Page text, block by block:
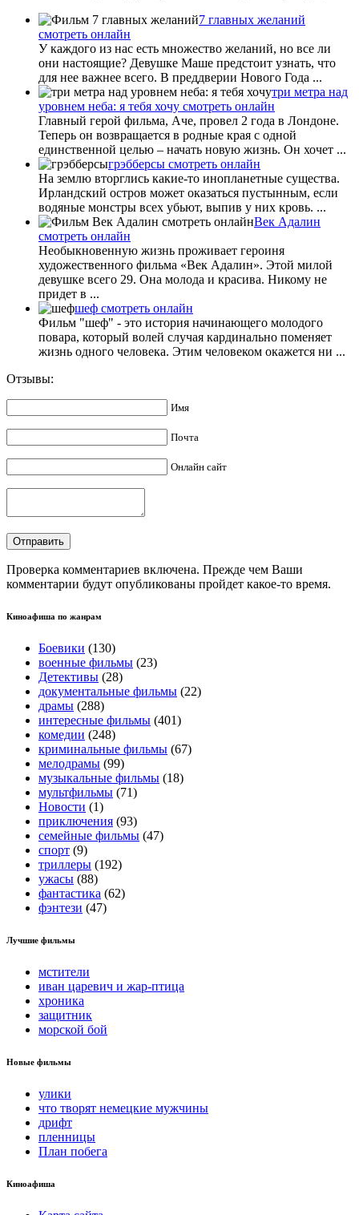
7 главных желаний
смотреть онлайн
У каждого из нас есть множество желаний, но все ли
они настоящие? Девушке Маше предстоит узнать, что
для нее важнее всего. В преддверии Нового Года ...
три метра над
уровнем неба: я тебя хочу смотреть онлайн
Главный герой фильма, Аче, провел 2 года в Лондоне.
Теперь он возвращается в родные края с одной
единственной целью – начать новую жизнь. Он хочет ...
грэбберсы смотреть онлайн
На землю вторглись какие-то инопланетные существа.
Ирландский остров может оказаться пустынным, если
водяные монстры всех убьют, выпив у них кровь. ...
Век Адалин
смотреть онлайн
Необыкновенную жизнь проживает героиня
художественного фильма «Век Адалин». Этой милой
девушке всего 29. Она молода и красива. Никому не
придет в ...
шеф смотреть онлайн
Фильм "шеф" - это история начинающего молодого
повара, который волей случая кардинально поменяет
жизнь одного человека. Этим человеком окажется ни ...
Отзывы:
Имя
Почта
Онлайн сайт
Проверка комментариев включена. Прежде чем Ваши
комментарии будут опубликованы пройдет какое-то время.
Киноафиша по жанрам
Боевики (130)
военные фильмы (23)
Детективы (28)
документальные фильмы (22)
драмы (288)
интересные фильмы (401)
комедии (248)
криминальные фильмы (67)
мелодрамы (99)
музыкальные фильмы (18)
мультфильмы (71)
Новости (1)
приключения (93)
семейные фильмы (47)
спорт (9)
триллеры (192)
ужасы (88)
фантастика (62)
фэнтези (47)
Лучшие фильмы
мстители
иван царевич и жар-птица
хроника
защитник
морской бой
Новые фильмы
улики
что творят немецкие мужчины
дрифт
пленницы
План побега
Киноафиша